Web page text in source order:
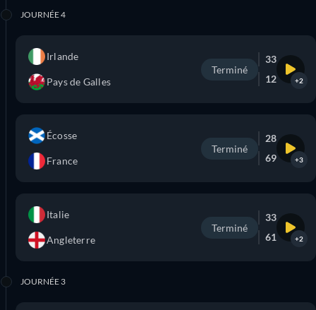
JOURNÉE 4
Irlande
Pays de Galles
Terminé
33
12
+2
Écosse
France
Terminé
28
69
+3
Italie
Angleterre
Terminé
33
61
+2
JOURNÉE 3